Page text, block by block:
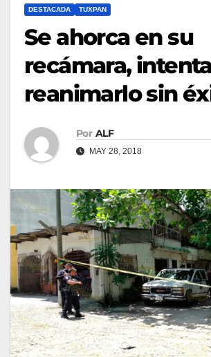
DESTACADA TUXPAN
Se ahorca en su
recámara,
reanimarlo sin
Por ALF
MAY 28, 2018